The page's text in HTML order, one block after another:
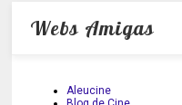
Webs Amigas
Aleucine